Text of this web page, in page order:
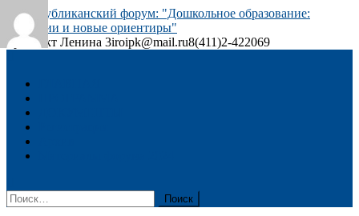
Skip
to
content
проспект Ленина 3iroipk@mail.ru8(411)2-422069
Найти: